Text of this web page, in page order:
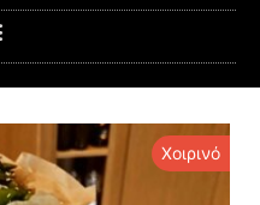
Χοιρινό